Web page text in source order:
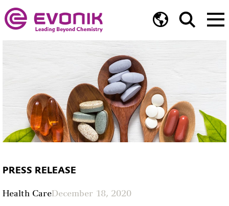
PRESS RELEASE
Health CareDecember 18, 2020